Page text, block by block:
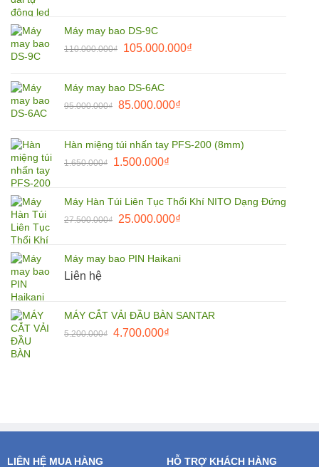
9.900.000₫.
7.500.000₫.
Máy may bao DS-9C
110.000.000₫
Giá
110.000.000₫.
105.000.000₫Giá
Máy may bao DS-6AC
95.000.000₫ Giá
95.000.000₫.
85.000.000₫Giá
là:
Hàn miệng túi nhấn tay PFS-200 (8mm)
1.650.000₫
Giá
1.650.000₫.
1.500.000₫Giá
là:
1.500.000₫.
Máy Hàn Túi Liên Tục Thổi Khí NITO Dạng Đứng
27.500.000₫
Giá
27.500.000₫.
25.000.000₫Giá
là:
Máy may bao PIN Haikani
Liên hệ
MÁY CẮT VẢI ĐẦU BÀN SANTAR
5.200.000₫ Giá
4.700.000₫Giá
LIÊN HỆ MUA HÀNG
HỖ TRỢ KHÁCH HÀNG